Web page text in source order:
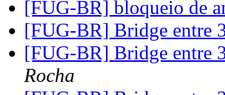
[FUG-BR] bloqueio de
[FUG-BR] Bridge entre
[FUG-BR] Bridge entre
Rocha